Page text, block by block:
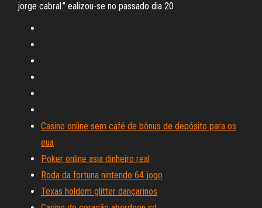
jorge cabral.” ealizou-se no passado dia 20
Casino online sem café de bônus de depósito para os
eua
Poker online asia dinheiro real
Roda da fortuna nintendo 64 jogo
Texas holdem glitter dançarinos